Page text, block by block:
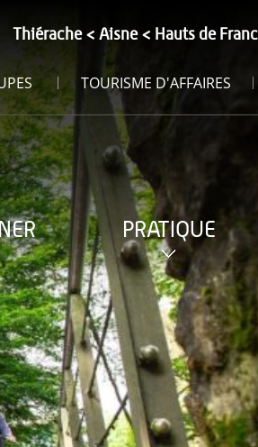
Thiérache Aisne Hauts de
TOURISME D'AFFAIRES
PRATIQUE